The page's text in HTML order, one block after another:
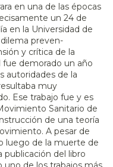
en una de las épocas
un 24 de
en la Universidad de
preven-
y crítica de la
fue demorado un año
autoridades de la
muy
Ese trabajo fue y es
Sanitario de
de una teoría
A pesar de
luego de la muerte de
publicación del libro